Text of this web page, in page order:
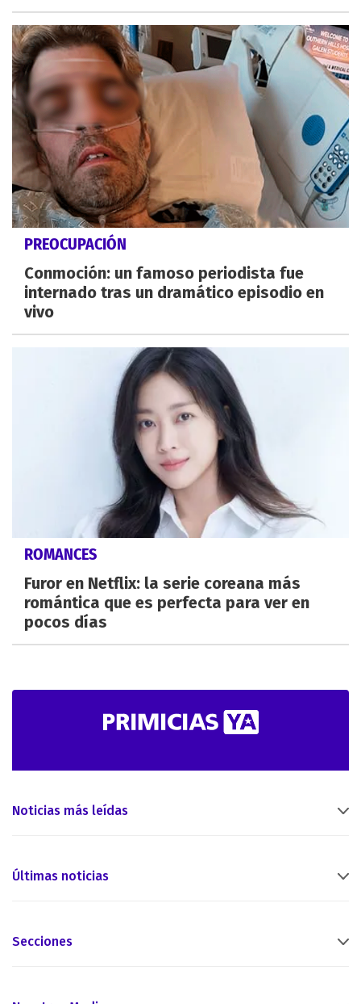
PREOCUPACIÓN
Conmoción: un famoso periodista fue
internado tras un dramático episodio en
vivo
ROMANCES
Furor en Netflix: la serie coreana más
romántica que es perfecta para ver en
pocos días
Noticias más leídas
Últimas noticias
Secciones